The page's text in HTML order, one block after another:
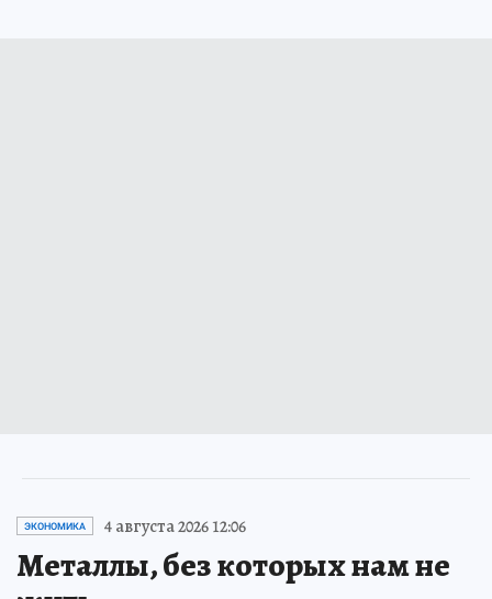
ЭКОНОМИКА 4 августа 2026 12:06
Металлы, без которых нам не